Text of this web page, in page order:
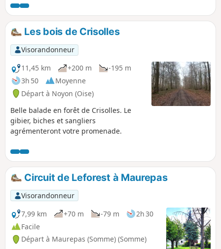
de Bapaume, ville chargée d’histoire, qui s’est distinguée
par le passé comme étant un des lieux de passage
incontournables de nombreux rois pendant leurs
déplacements dans l’Artois. Puis c'est en direction d'Arras
que cette étape se poursuit.
Les bois de Crisolles
Visorandonneur
11,45 km
+200 m
-195 m
3h 50
Moyenne
Départ à Noyon (Oise)
Belle balade en forêt de Crisolles. Le
gibier, biches et sangliers
agrémenteront votre promenade.
Circuit de Leforest à Maurepas
Visorandonneur
7,99 km
+70 m -79 m
2h 30
Facile
Départ à Maurepas (Somme) (Somme)